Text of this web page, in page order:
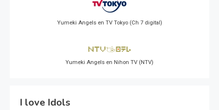
Yumeki Angels en TV Tokyo (Ch 7 digital)
Yumeki Angels en Nihon TV (NTV)
I love Idols